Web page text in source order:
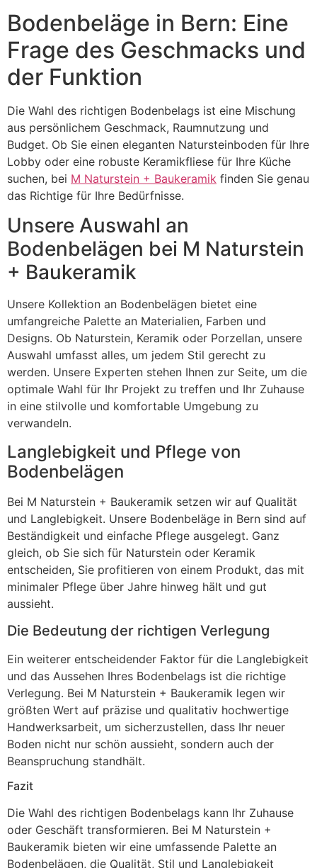
Bodenbeläge in Bern: Eine
Frage des Geschmacks und
der Funktion
Die Wahl des richtigen Bodenbelags ist eine Mischung
aus persönlichem Geschmack, Raumnutzung und
Budget. Ob Sie einen eleganten Natursteinboden für Ihre
Lobby oder eine robuste Keramikfliese für Ihre Küche
suchen, bei M Naturstein + Baukeramik finden Sie genau
das Richtige für Ihre Bedürfnisse.
Unsere Auswahl an
Bodenbelägen bei M Naturstein
+ Baukeramik
Unsere Kollektion an Bodenbelägen bietet eine
umfangreiche Palette an Materialien, Farben und
Designs. Ob Naturstein, Keramik oder Porzellan, unsere
Auswahl umfasst alles, um jedem Stil gerecht zu
werden. Unsere Experten stehen Ihnen zur Seite, um die
optimale Wahl für Ihr Projekt zu treffen und Ihr Zuhause
in eine stilvolle und komfortable Umgebung zu
verwandeln.
Langlebigkeit und Pflege von
Bodenbelägen
Bei M Naturstein + Baukeramik setzen wir auf Qualität
und Langlebigkeit. Unsere Bodenbeläge in Bern sind auf
Beständigkeit und einfache Pflege ausgelegt. Ganz
gleich, ob Sie sich für Naturstein oder Keramik
entscheiden, Sie profitieren von einem Produkt, das mit
minimaler Pflege über Jahre hinweg hält und gut
aussieht.
Die Bedeutung der richtigen Verlegung
Ein weiterer entscheidender Faktor für die Langlebigkeit
und das Aussehen Ihres Bodenbelags ist die richtige
Verlegung. Bei M Naturstein + Baukeramik legen wir
größten Wert auf präzise und qualitativ hochwertige
Handwerksarbeit, um sicherzustellen, dass Ihr neuer
Boden nicht nur schön aussieht, sondern auch der
Beanspruchung standhält.
Fazit
Die Wahl des richtigen Bodenbelags kann Ihr Zuhause
oder Geschäft transformieren. Bei M Naturstein +
Baukeramik bieten wir eine umfassende Palette an
Bodenbelägen, die Qualität, Stil und Langlebigkeit